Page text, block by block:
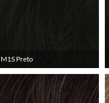
M1S Preto